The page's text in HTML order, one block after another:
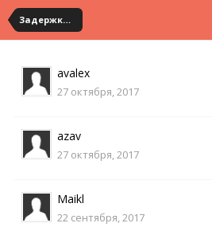
Задержки в сроках доставки
avalex
27 октября, 2017
azav
27 октября, 2017
Maikl
22 сентября, 2017